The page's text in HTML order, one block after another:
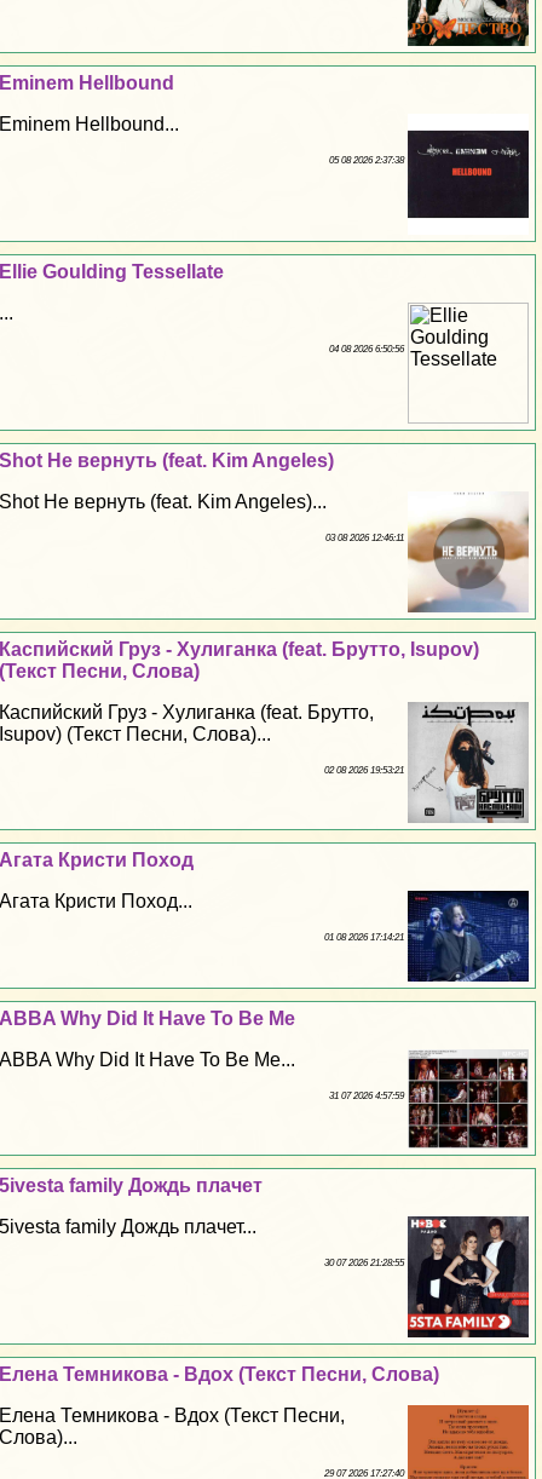
Eminem Hellbound
Eminem Hellbound...
05 08 2026 2:37:38
Ellie Goulding Tessellate
...
04 08 2026 6:50:56
Shot Не вернуть (feat. Kim Angeles)
Shot Не вернуть (feat. Kim Angeles)...
03 08 2026 12:46:11
Каспийский Груз - Xyлиганка (feat. Брутто, Isupov)
(Текст Песни, Слова)
Каспийский Груз - Xyлиганка (feat. Брутто,
Isupov) (Текст Песни, Слова)...
02 08 2026 19:53:21
Агата Кристи Поход
Агата Кристи Поход...
01 08 2026 17:14:21
ABBA Why Did It Have To Be Me
ABBA Why Did It Have To Be Me...
31 07 2026 4:57:59
5ivesta family Дождь плачет
5ivesta family Дождь плачет...
30 07 2026 21:28:55
Елена Темникова - Вдох (Текст Песни, Слова)
Елена Темникова - Вдох (Текст Песни,
Слова)...
29 07 2026 17:27:40